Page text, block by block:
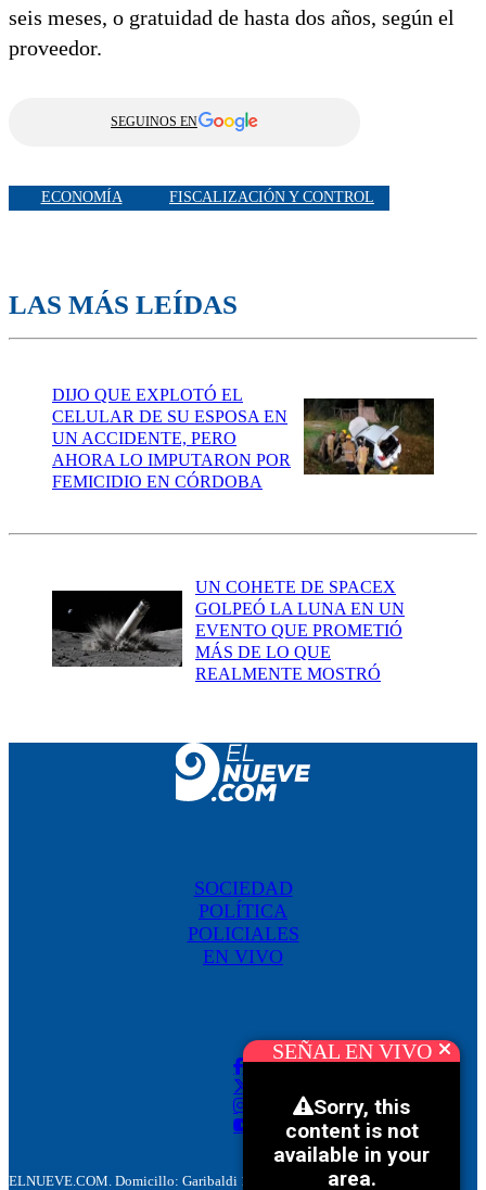
SEÑAL EN VIVO
seis meses, o gratuidad de hasta dos años, según el
proveedor.
SEGUINOS EN
ECONOMÍA FISCALIZACIÓN Y CONTROL
LAS MÁS LEÍDAS
DIJO QUE EXPLOTÓ EL
CELULAR DE SU ESPOSA EN
UN ACCIDENTE, PERO
AHORA LO IMPUTARON POR
FEMICIDIO EN CÓRDOBA
UN COHETE DE SPACEX
GOLPEÓ LA LUNA EN UN
EVENTO QUE PROMETIÓ
MÁS DE LO QUE
REALMENTE MOSTRÓ
SOCIEDAD
POLÍTICA
POLICIALES
EN VIVO
ELNUEVE.COM. Domicillo: Garibaldi 186. M5500 Mendoza, Argentina.